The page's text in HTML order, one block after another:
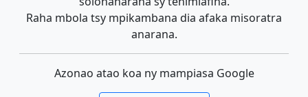
Raha mbola tsy mpikambana dia afaka misoratra
anarana.
Azonao atao koa ny mampiasa Google